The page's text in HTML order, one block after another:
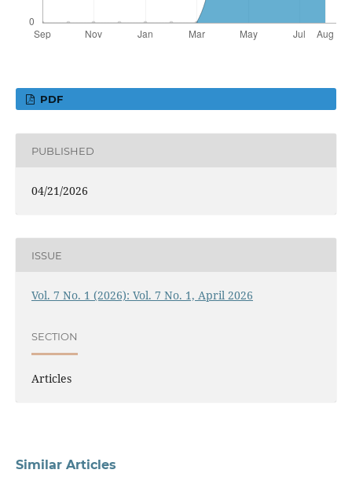
PDF
PUBLISHED
04/21/2026
ISSUE
Vol. 7 No. 1 (2026): Vol. 7 No. 1, April 2026
SECTION
Articles
Similar Articles